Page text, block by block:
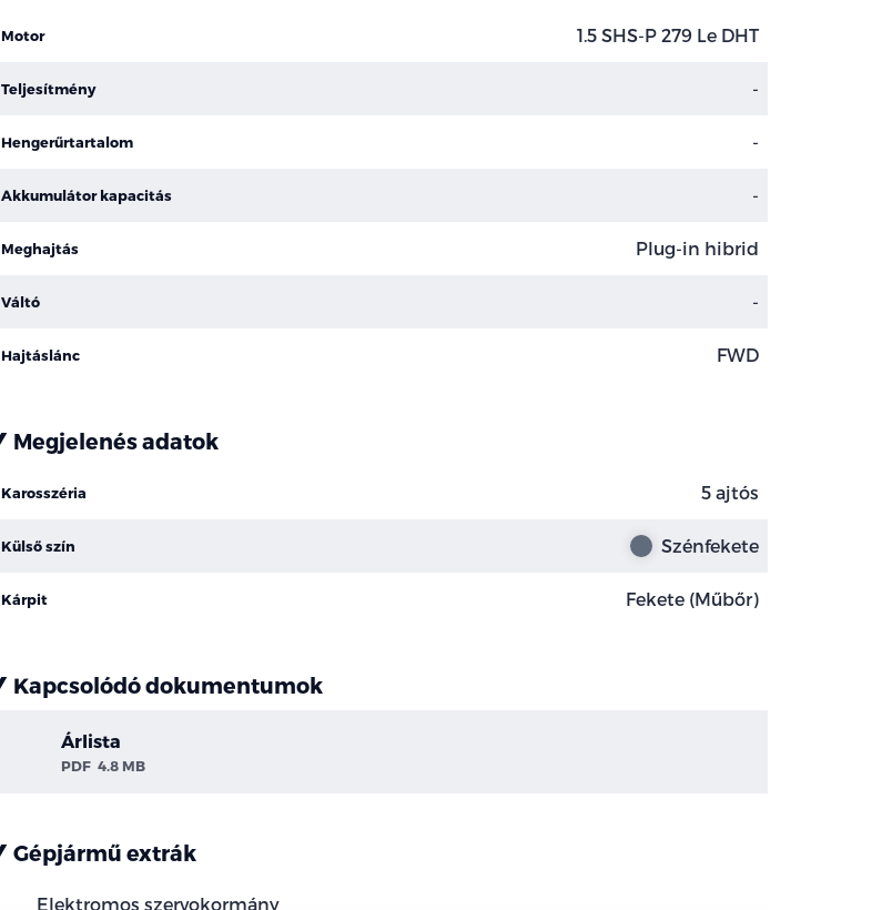
Motor 1.5 SHS-P 279 Le DHT
Teljesítmény -
Hengerűrtartalom -
Akkumulátor kapacitás -
Meghajtás Plug-in hibrid
Váltó -
Hajtáslánc FWD
Megjelenés adatok
Karosszéria 5 ajtós
Külső szín Szénfekete
Kárpit Fekete (Műbőr)
Kapcsolódó dokumentumok
Árlista
PDF 4.8 MB
Gépjármű extrák
Elektromos szervokormány